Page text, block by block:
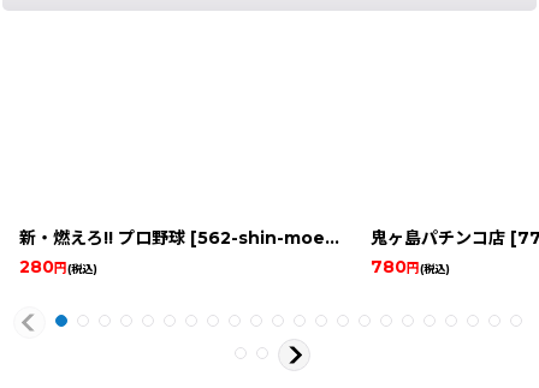
新・燃えろ!! プロ野球 [562-shin-moero-pro-y-famicom ]
280円(税込)
鬼ヶ島パチンコ店 [
780円(税込)